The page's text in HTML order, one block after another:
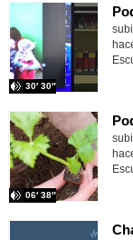
30′ 30″
06′ 38″